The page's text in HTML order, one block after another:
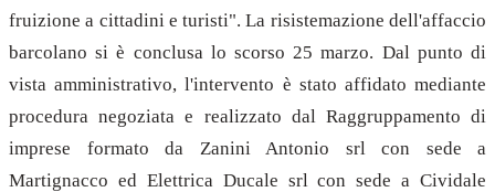
fruizione a cittadini e turisti". La risistemazione dell'affaccio
barcolano si è conclusa lo scorso 25 marzo. Dal punto di
vista amministrativo, l'intervento è stato affidato mediante
procedura negoziata e realizzato dal Raggruppamento di
imprese formato da Zanini Antonio srl con sede a
Martignacco ed Elettrica Ducale srl con sede a Cividale